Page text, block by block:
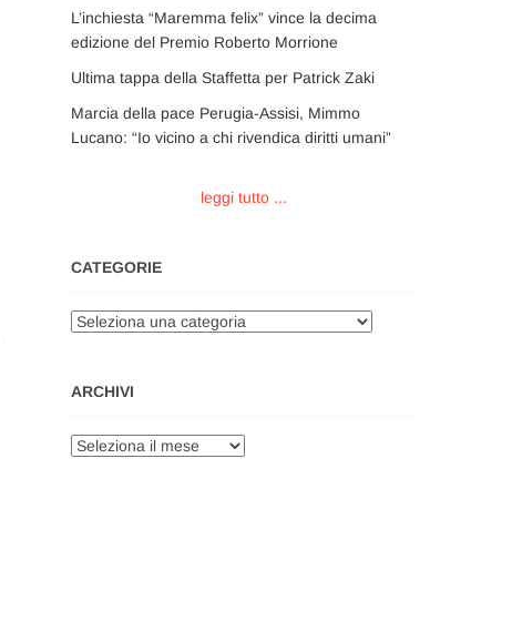
L’inchiesta “Maremma felix” vince la decima
edizione del Premio Roberto Morrione
Ultima tappa della Staffetta per Patrick Zaki
Marcia della pace Perugia-Assisi, Mimmo
Lucano: “Io vicino a chi rivendica diritti umani”
leggi tutto ...
CATEGORIE
Categorie
ARCHIVI
Archivi